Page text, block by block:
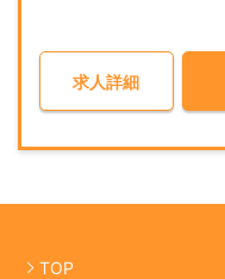
求人詳細
TOP